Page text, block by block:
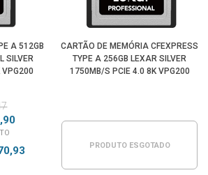
A 512GB
SILVER
CARTÃO DE MEMÓRIA CFEXPRESS
TYPE A 256GB LEXAR SILVER
1750MB/S PCIE 4.0 8K VPG200
PRODUTO ESGOTADO